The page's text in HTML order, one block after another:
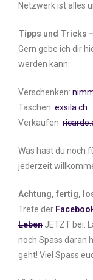
Netzwerk ist alles
Tipps und Tricks
Gern gebe ich dir
werden kann:
Verschenken:
Taschen: exsila.ch
Verkaufen:
Was hast du noch
jederzeit
Achtung, fertig,
Trete der
Leben JETZT bei.
noch Spass daran
geht! Viel Spass